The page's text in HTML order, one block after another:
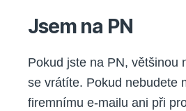
Jsem na PN
Pokud jste na PN, většinou
se vrátíte. Pokud nebudete
firemnímu e-mailu ani při